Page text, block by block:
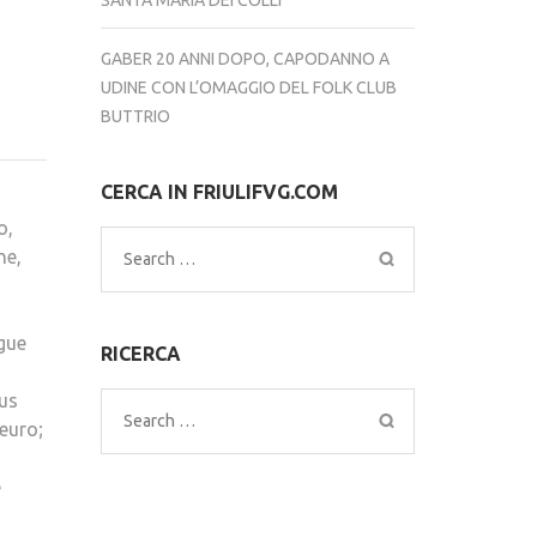
GABER 20 ANNI DOPO, CAPODANNO A
UDINE CON L’OMAGGIO DEL FOLK CLUB
BUTTRIO
CERCA IN FRIULIFVG.COM
Search
for:
RICERCA
Search
for: